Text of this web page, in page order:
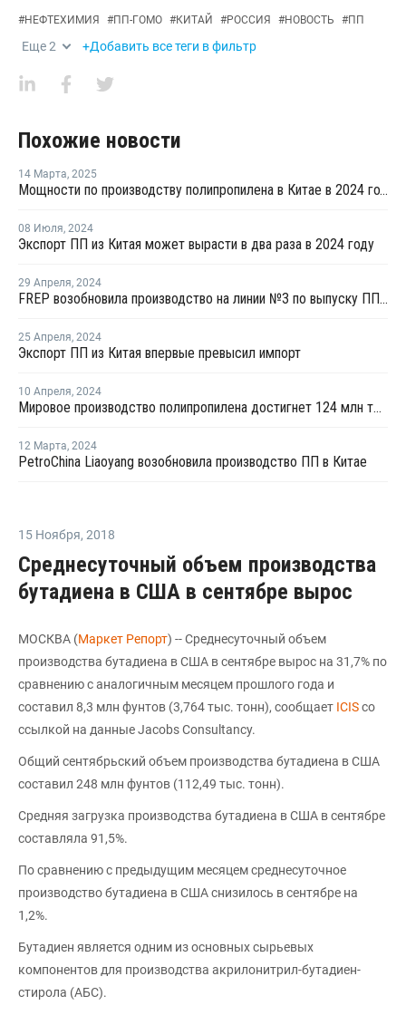
#НЕФТЕХИМИЯ #ПП-ГОМО #КИТАЙ #РОССИЯ #НОВОСТЬ #ПП
Еще2 +Добавить все теги в фильтр
Похожие новости
14 Марта, 2025
Мощности по производству полипропилена в Китае в 2024 году выросли на 12,46%
08 Июля, 2024
Экспорт ПП из Китая может вырасти в два раза в 2024 году
29 Апреля, 2024
FREP возобновила производство на линии №3 по выпуску ПП в Китае
25 Апреля, 2024
Экспорт ПП из Китая впервые превысил импорт
10 Апреля, 2024
Мировое производство полипропилена достигнет 124 млн тонн к 2032 году
12 Марта, 2024
PetroChina Liaoyang возобновила производство ПП в Китае
15 Ноября, 2018
Среднесуточный объем производства
бутадиена в США в сентябре вырос
МОСКВА (Маркет Репорт) -- Среднесуточный объем
производства бутадиена в США в сентябре вырос на 31,7% по
сравнению с аналогичным месяцем прошлого года и
составил 8,3 млн фунтов (3,764 тыс. тонн), сообщает ICISсо
ссылкой на данные Jacobs Consultancy.
Общий сентябрьский объем производства бутадиена в США
составил 248 млн фунтов (112,49 тыс. тонн).
Средняя загрузка производства бутадиена в США в сентябре
составляла 91,5%.
По сравнению с предыдущим месяцем среднесуточное
производство бутадиена в США снизилось в сентябре на
1,2%.
Бутадиен является одним из основных сырьевых
компонентов для производства акрилонитрил-бутадиен-
стирола (АБС).